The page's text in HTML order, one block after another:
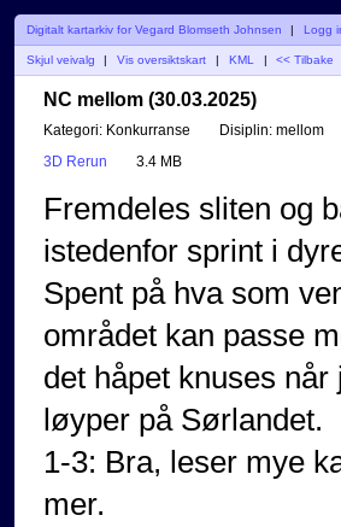
Digitalt kartarkiv for Vegard Blomseth Johnsen | Logg
Skjul veivalg Vis oversiktskart KML << Tilbake
NC mellom (30.03.2025)
Kategori: Konkurranse Disiplin: mellom
3D Rerun
3.4 MB
Fremdeles sliten og
istedenfor sprint i
Spent på hva som
området kan passe
det håpet knuses
løyper på Sørlandet.
1-3: Bra, leser mye
mer.